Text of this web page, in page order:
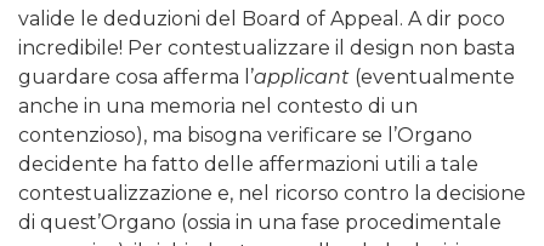
valide le deduzioni del Board of Appeal. A dir poco
incredibile! Per contestualizzare il design non basta
guardare cosa afferma l’applicant (eventualmente
anche in una memoria nel contesto di un
contenzioso), ma bisogna verificare se l’Organo
decidente ha fatto delle affermazioni utili a tale
contestualizzazione e, nel ricorso contro la decisione
di quest’Organo (ossia in una fase procedimentale